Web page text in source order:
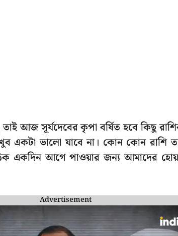
আজ সূর্যদেবের কৃপা বর্ষিত হবে কিছু
একটা ভালো যাবে না। কোন কোন রাশি
একদিন আগে পাওয়ার জন্য আমাদের
Advertisement